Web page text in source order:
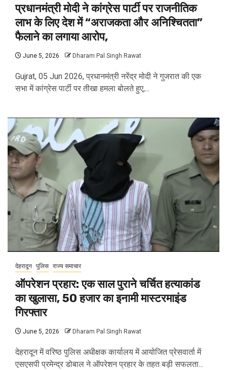
प्रधानमंत्री मोदी ने कांग्रेस पार्टी पर राजनीतिक
लाभ के लिए देश में “अराजकता और अनिश्चितता”
फैलाने का लगाया आरोप,
June 5, 2026 Dharam Pal Singh Rawat
Gujrat, 05 Jun 2026, प्रधानमंत्री नरेंद्र मोदी ने गुजरात की एक
सभा में कांग्रेस पार्टी पर तीखा हमला बोलते हुए,...
देहरादून पुलिस राज्य समाचार
ऑपरेशन प्रहार: एक साल पुराने चर्चित हत्याकांड
का खुलासा, 50 हजार का इनामी मास्टरमाइंड
गिरफ्तार
June 5, 2026 Dharam Pal Singh Rawat
देहरादून में वरिष्ठ पुलिस अधीक्षक कार्यालय में आयोजित प्रेसवार्ता में
एसएसपी प्रमेन्द्र डोबाल ने ऑपरेशन प्रहार के तहत बड़ी सफलता...